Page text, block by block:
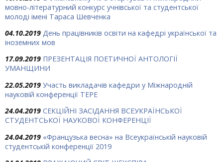
мовно-літературний конкурс учнівської та студентської
молоді імені Тараса Шевченка
04.10.2019 День працівників освіти на кафедрі української та
іноземних мов
17.09.2019 ПРЕЗЕНТАЦІЯ ПОЕТИЧНОЇ АНТОЛОГІЇ
УМАНЩИНИ
22.05.2019 Участь викладачів кафедри у Міжнародній
науковій конференції ТЕРЕ
24.04.2019 СЕКЦІЙНІ ЗАСІДАННЯ ВСЕУКРАЇНСЬКОЇ
СТУДЕНТСЬКОЇ НАУКОВОЇ КОНФЕРЕНЦІЇ
24.04.2019 «Французька весна» на Всеукраїнській науковій
студентській конференції 2019